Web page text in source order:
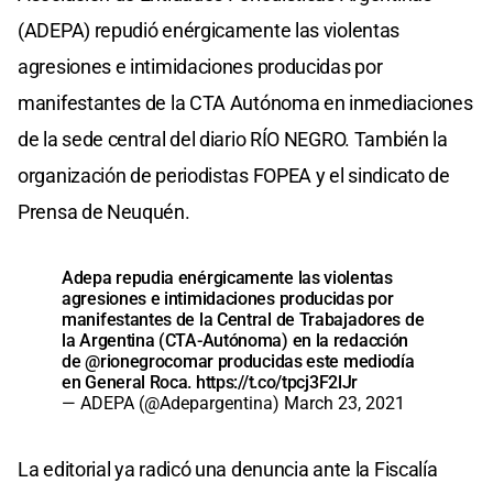
(ADEPA) repudió enérgicamente las violentas
agresiones e intimidaciones producidas por
manifestantes de la CTA Autónoma en inmediaciones
de la sede central del diario RÍO NEGRO. También la
organización de periodistas FOPEA y el sindicato de
Prensa de Neuquén.
Adepa repudia enérgicamente las violentas
agresiones e intimidaciones producidas por
manifestantes de la Central de Trabajadores de
la Argentina (CTA-Autónoma) en la redacción
de@rionegrocomarproducidas este mediodía
en General Roca. https://t.co/tpcj3F2lJr
— ADEPA (@Adepargentina) March 23, 2021
La editorial ya radicó una denuncia ante la Fiscalía